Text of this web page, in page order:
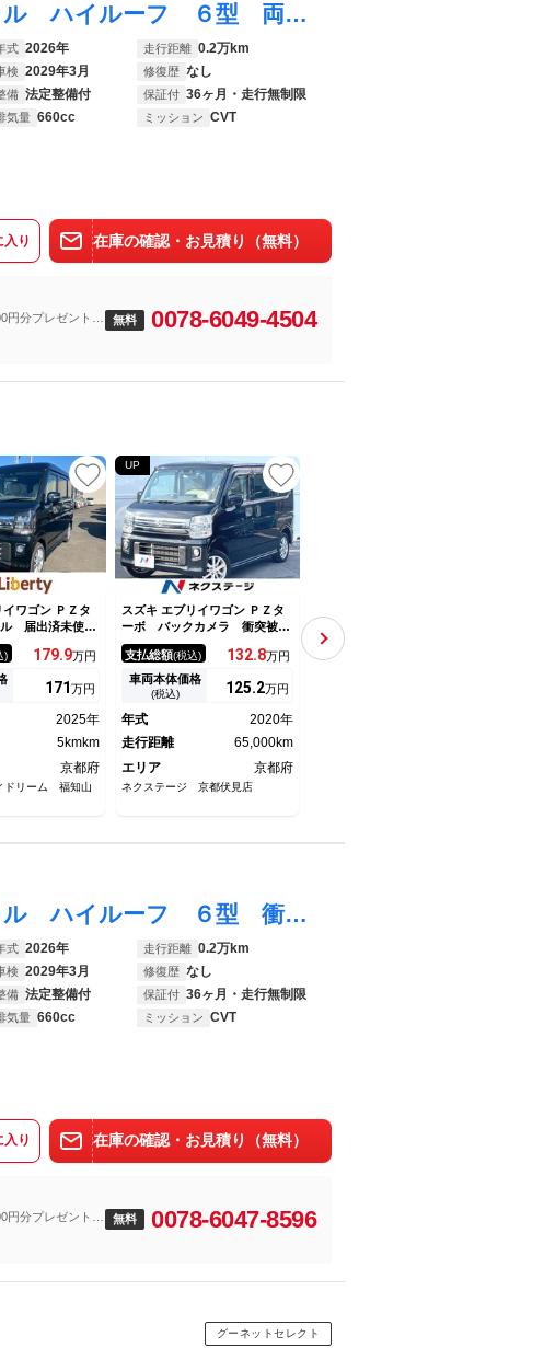
エブリイワゴン ＰＺターボ スペシャル ハイルーフ ６型 両側電動Ｓドア オートライト オートライト 両側電動スライドドア プッシュスタート シートヒーター オートエアコン スズキセーフティーサポート 衝突被害軽減システム アイドリングストップ 横滑り防止機能
式 2026年 走行距離 0.2万km
検 2029年3月 修復歴 なし
備 法定整備付 保証付 36ヶ月・走行無制限
気量 660cc ミッション CVT
入り 在庫の確認・お見積り（無料）
円分プレゼント
無料 0078-6049-4504
ワゴン ＰＺタ
ル 届出済未使用
被害軽減シス
ンスソナー レ
両側電動スライ
トキー アイド
ートライト Ｌ
プ
) 179.9万円
171万円
2025年
5kmkm
京都府
ドリーム 福知山
UP
スズキ エブリイワゴン ＰＺタ
ーボ バックカメラ 衝突被害
軽減システム 禁煙車 ドラレ
コ コーナーセンサー ＨＩＤ
ヘッド オートエアコン Ｂｌ
ｕｅｔｏｏｔｈ ＣＤ
支払総額(税込) 132.8万円
車両本体価格
(税込) 125.2万円
年式
2020年
走行距離
65,000km
エリア
京都府
ネクステージ 京都伏見店
ーボスペシャル 届出済未使用
車 両側電動スライドドア ク
リアランスソナー レーンアシ
支払総額
エブリイワゴン ＰＺターボ スペシャル ハイルーフ ６型 衝突被害軽減ブレーキ 誤発信抑制機能 両側電動スライドドア
式 2026年 走行距離 0.2万km
検 2029年3月 修復歴 なし
備 法定整備付 保証付 36ヶ月・走行無制限
気量 660cc ミッション CVT
入り 在庫の確認・お見積り（無料）
円分プレゼント
無料 0078-6047-8596
グーネットセレクト